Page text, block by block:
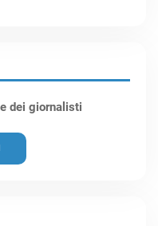
dei giornalisti